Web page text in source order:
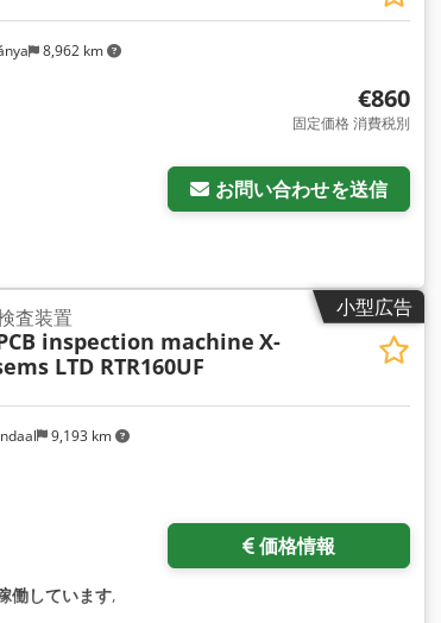
8,962 km
€860
固定価格 消費税別
お問い合わせを送信
小型広告
9,193 km
査装置
inspection machine X-
LTD RTR160UF
価格情報
働しています,